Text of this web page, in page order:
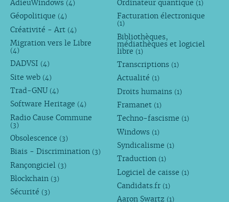
AdieuWindows (4)
Géopolitique (4)
Créativité - Art (4)
Migration vers le Libre
(4)
DADVSI (4)
Site web (4)
Trad-GNU (4)
Software Heritage (4)
Radio Cause Commune
(3)
Obsolescence (3)
Biais - Discrimination (3)
Rançongiciel (3)
Blockchain (3)
Sécurité (3)
Ordinateur quantique (1)
Facturation électronique
(1)
Bibliothèques,
médiathèques et logiciel
libre (1)
Transcriptions (1)
Actualité (1)
Droits humains (1)
Framanet (1)
Techno-fascisme (1)
Windows (1)
Syndicalisme (1)
Traduction (1)
Logiciel de caisse (1)
Candidats.fr (1)
Aaron Swartz (1)